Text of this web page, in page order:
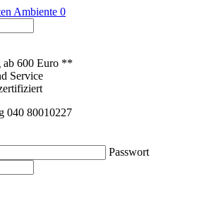
0
ab 600 Euro **
Service
040 80010227
Passwort